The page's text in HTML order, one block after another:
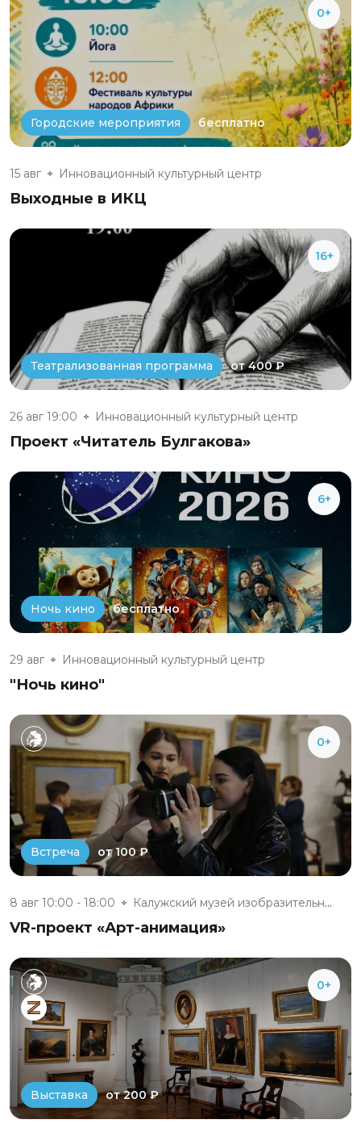
0+
Городские мероприятия бесплатно
15 авг Инновационный культурный центр
Выходные в ИКЦ
16+
Театрализованная программа от 400 ₽
26 авг 19:00 Инновационный культурный центр
Проект «Читатель Булгакова»
6+
Ночь кино бесплатно
29 авг Инновационный культурный центр
"Ночь кино"
0+
Встреча от 100 ₽
8 авг 10:00 - 18:00 Калужский музей изобразительны...
VR-проект «Арт-анимация»
0+
Выставка от 200 ₽